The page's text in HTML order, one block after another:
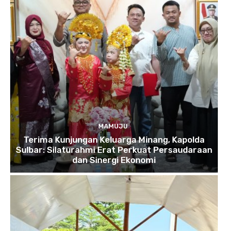
MAMUJU
Terima Kunjungan Keluarga Minang, Kapolda
Sulbar: Silaturahmi Erat Perkuat Persaudaraan
dan Sinergi Ekonomi